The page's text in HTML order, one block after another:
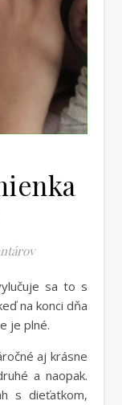
na konci dňa
je plné.
aj krásne
a naopak.
s dieťatkom,